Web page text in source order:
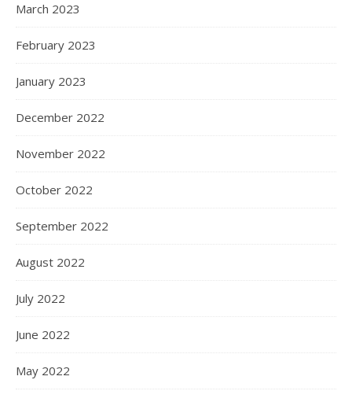
March 2023
February 2023
January 2023
December 2022
November 2022
October 2022
September 2022
August 2022
July 2022
June 2022
May 2022